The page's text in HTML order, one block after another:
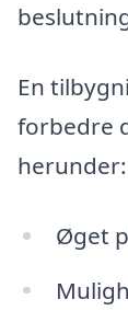
En
forbedre
herunder:
Øget